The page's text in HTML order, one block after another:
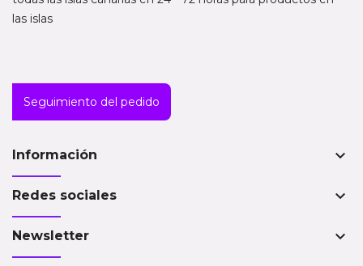
las islas
Seguimiento del pedido
Información keyboard_arrow_down
Redes sociales keyboard_arrow_down
Newsletter keyboard_arrow_down